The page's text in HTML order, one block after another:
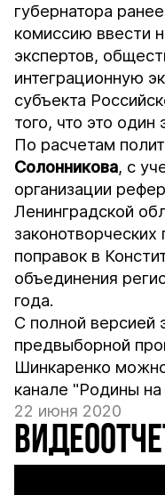
губернатора
комиссию ввести
экспертов,
интеграционную
субъекта
того, что это один
По расчетам
Солонникова, с
организации
Ленинградской
поправок в
объединения
года.
С полной версией
предвыборной
Шинкаренко
канале "Родины
22 июня 2020